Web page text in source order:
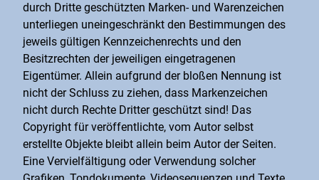
durch Dritte geschützten Marken- und Warenzeichen
unterliegen uneingeschränkt den Bestimmungen des
jeweils gültigen Kennzeichenrechts und den
Besitzrechten der jeweiligen eingetragenen
Eigentümer. Allein aufgrund der bloßen Nennung ist
nicht der Schluss zu ziehen, dass Markenzeichen
nicht durch Rechte Dritter geschützt sind! Das
Copyright für veröffentlichte, vom Autor selbst
erstellte Objekte bleibt allein beim Autor der Seiten.
Eine Vervielfältigung oder Verwendung solcher